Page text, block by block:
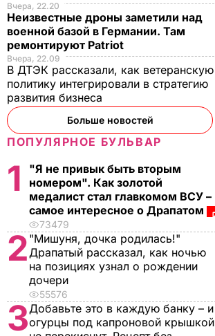
на
боевики
нарушили
– штаб
Вчера, 22.20
Неизвестные дроны заметили над
военной базой в Германии. Там
ремонтируют Patriot
Вчера, 22.09
В ДТЭК рассказали, как ветеранскую
политику интегрировали в стратегию
развития бизнеса
Больше новостей
ПОПУЛЯРНОЕ БУЛЬВАР
1
"Я не привык быть вторым
номером". Как золотой
медалист стал главкомом ВСУ –
самое интересное о Драпатом
73479
2 "Мишуня, дочка родилась!"
Драпатый рассказал, как ночью
на позициях узнал о рождении
дочери
55576
3Добавьте это в каждую банку – и
огурцы под капроновой крышкой